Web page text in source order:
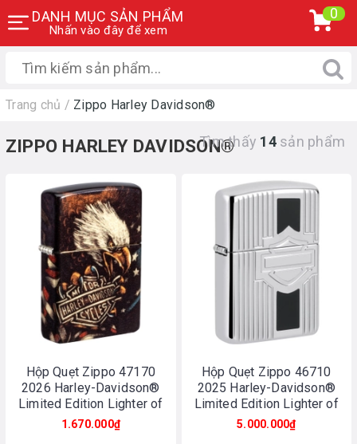
DANH MỤC SẢN PHẨM
Nhấn vào đây để xem
0
Trang chủ / Zippo Harley Davidson®
ZIPPO HARLEY DAVIDSON®
Tìm thấy 14sản phẩm
Hộp Quẹt Zippo 47170
2026 Harley-Davidson®
Limited Edition Lighter of
the Year
1.670.000₫
Hộp Quẹt Zippo 46710
2025 Harley-Davidson®
Limited Edition Lighter of
the Year
5.000.000₫